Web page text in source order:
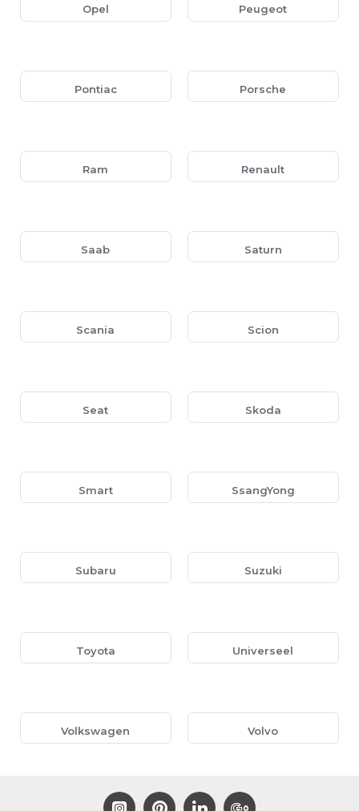
Opel Peugeot
Pontiac Porsche
Ram Renault
Saab Saturn
Scania Scion
Seat Skoda
Smart SsangYong
Subaru Suzuki
Toyota Universeel
Volkswagen Volvo